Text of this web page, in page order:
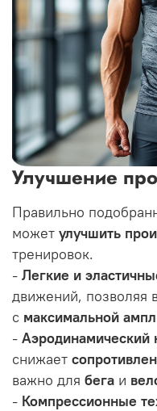
Улучшение
Правильно
может улучшить
тренировок.
- Легкие и
движений, позволяя
с максимальной
- Аэродинамический
снижает
важно для бега и
- Компрессионные